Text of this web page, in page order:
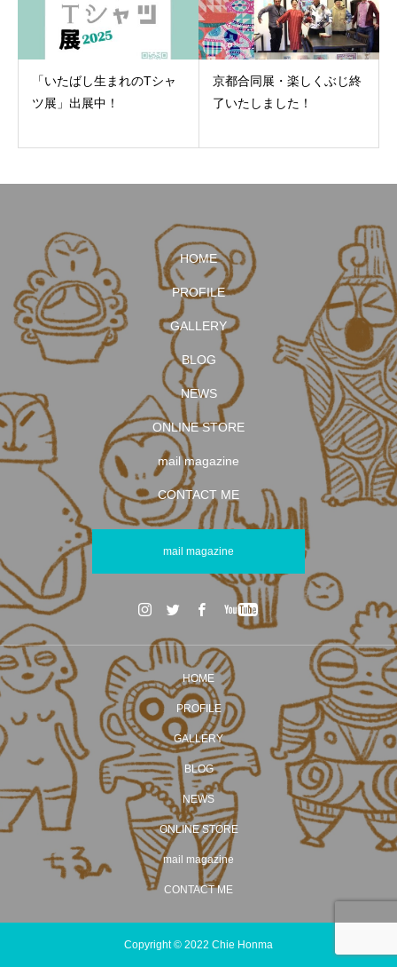
「いたばし生まれのTシャ
ツ展」出展中！
京都合同展・楽しくぶじ終
了いたしました！
HOME
PROFILE
GALLERY
BLOG
NEWS
ONLINE STORE
mail magazine
CONTACT ME
mail magazine
HOME
PROFILE
GALLERY
BLOG
NEWS
ONLINE STORE
mail magazine
CONTACT ME
Copyright © 2022 Chie Honma